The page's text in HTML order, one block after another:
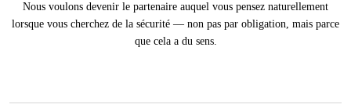
Nous voulons devenir le partenaire auquel vous pensez naturellement
lorsque vous cherchez de la sécurité — non pas par obligation, mais parce
que cela a du sens.